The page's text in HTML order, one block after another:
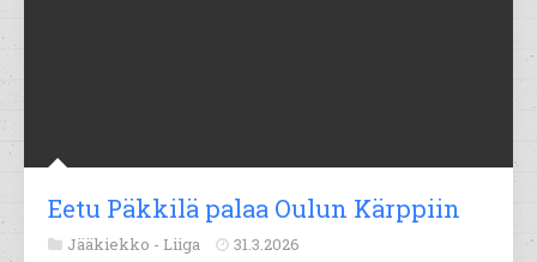
Eetu Päkkilä palaa Oulun Kärppiin
Jääkiekko - Liiga 31.3.2026